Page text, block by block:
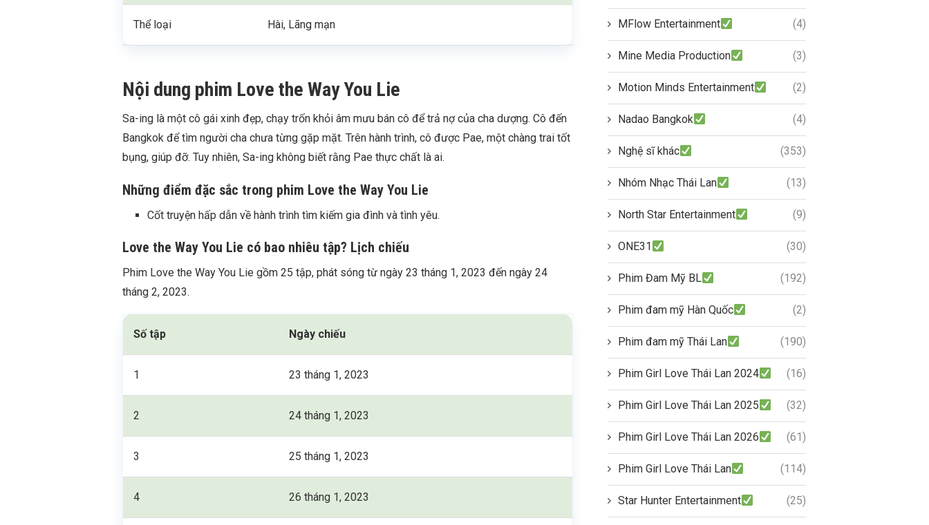
Thể loại Hài, Lãng mạn
Nội dung phim Love the Way You Lie
Sa-ing là một cô gái xinh đẹp, chạy trốn khỏi âm mưu bán cô để trả nợ của cha dượng. Cô đến
Bangkok để tìm người cha chưa từng gặp mặt. Trên hành trình, cô được Pae, một chàng trai tốt
bụng, giúp đỡ. Tuy nhiên, Sa-ing không biết rằng Pae thực chất là ai.
Những điểm đặc sắc trong phim Love the Way You Lie
Cốt truyện hấp dẫn về hành trình tìm kiếm gia đình và tình yêu.
Love the Way You Lie có bao nhiêu tập? Lịch chiếu
Phim Love the Way You Lie gồm 25 tập, phát sóng từ ngày 23 tháng 1, 2023 đến ngày 24
tháng 2, 2023.
Số tập Ngày chiếu
1 23 tháng 1, 2023
2 24 tháng 1, 2023
3 25 tháng 1, 2023
4 26 tháng 1, 2023
MFlow Entertainment (4)
Mine Media Production (3)
Motion Minds Entertainment (2)
Nadao Bangkok (4)
Nghệ sĩ khác (353)
Nhóm Nhạc Thái Lan (13)
North Star Entertainment (9)
ONE31 (30)
Phim Đam Mỹ BL (192)
Phim đam mỹ Hàn Quốc (2)
Phim đam mỹ Thái Lan (190)
Phim Girl Love Thái Lan 2024 (16)
Phim Girl Love Thái Lan 2025 (32)
Phim Girl Love Thái Lan 2026 (61)
Phim Girl Love Thái Lan (114)
Star Hunter Entertainment (25)